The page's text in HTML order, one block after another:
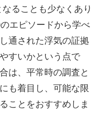
ることも少なくあり
エピソードから学べ
通された浮気の証拠
すいかという点で
は、平常時の調査と
も着目し、可能な限
ことをおすすめしま